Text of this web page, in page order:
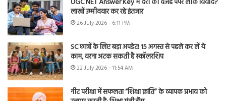
लाखों उम्मीदवार कर रहे इंतजार
26 July 2026 - 6:11 PM
SC छात्रों के लिए बड़ा अपडेट! 15 अगस्त से पहले कर लें ये
काम, वरना अटक सकती है स्कॉलरशिप
22 July 2026 - 11:54 AM
नीट परीक्षा में सफलता “शिक्षा क्रांति” के व्यापक प्रभाव को